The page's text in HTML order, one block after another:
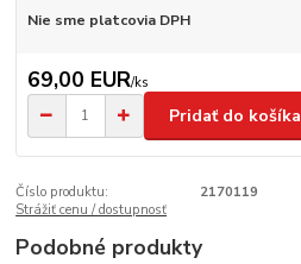
Nie sme platcovia DPH
69,00 EUR/ks
Pridať do košíka
Číslo produktu:
2170119
Strážiť cenu / dostupnosť
Podobné produkty